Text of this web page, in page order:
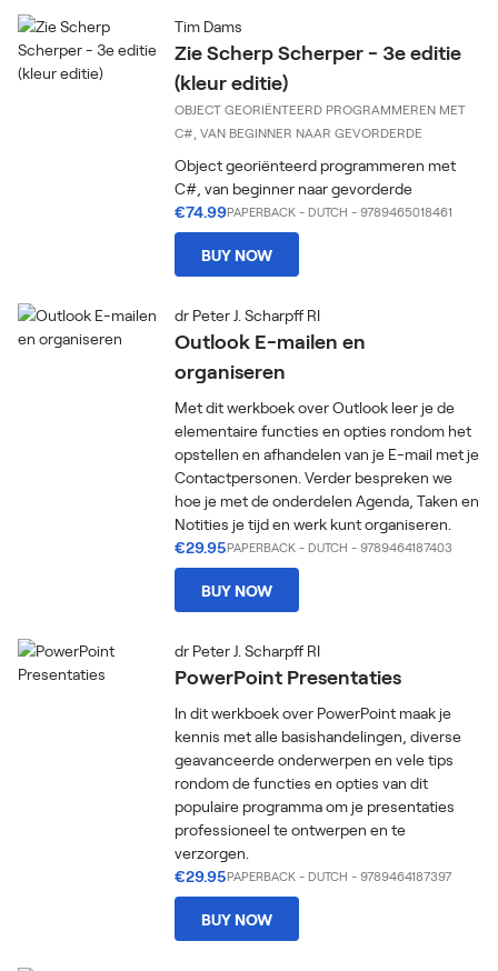
Tim Dams
Zie Scherp Scherper - 3e editie
(kleur editie)
OBJECT GEORIËNTEERD PROGRAMMEREN MET
C#, VAN BEGINNER NAAR GEVORDERDE
Object georiënteerd programmeren met
C#, van beginner naar gevorderde
€74.99PAPERBACK - DUTCH - 9789465018461
BUY NOW
dr Peter J. Scharpff RI
Outlook E-mailen en
organiseren
Met dit werkboek over Outlook leer je de
elementaire functies en opties rondom het
opstellen en afhandelen van je E-mail met je
Contactpersonen. Verder bespreken we
hoe je met de onderdelen Agenda, Taken en
Notities je tijd en werk kunt organiseren.
€29.95PAPERBACK - DUTCH - 9789464187403
BUY NOW
dr Peter J. Scharpff RI
PowerPoint Presentaties
In dit werkboek over PowerPoint maak je
kennis met alle basishandelingen, diverse
geavanceerde onderwerpen en vele tips
rondom de functies en opties van dit
populaire programma om je presentaties
professioneel te ontwerpen en te
verzorgen.
€29.95PAPERBACK - DUTCH - 9789464187397
BUY NOW